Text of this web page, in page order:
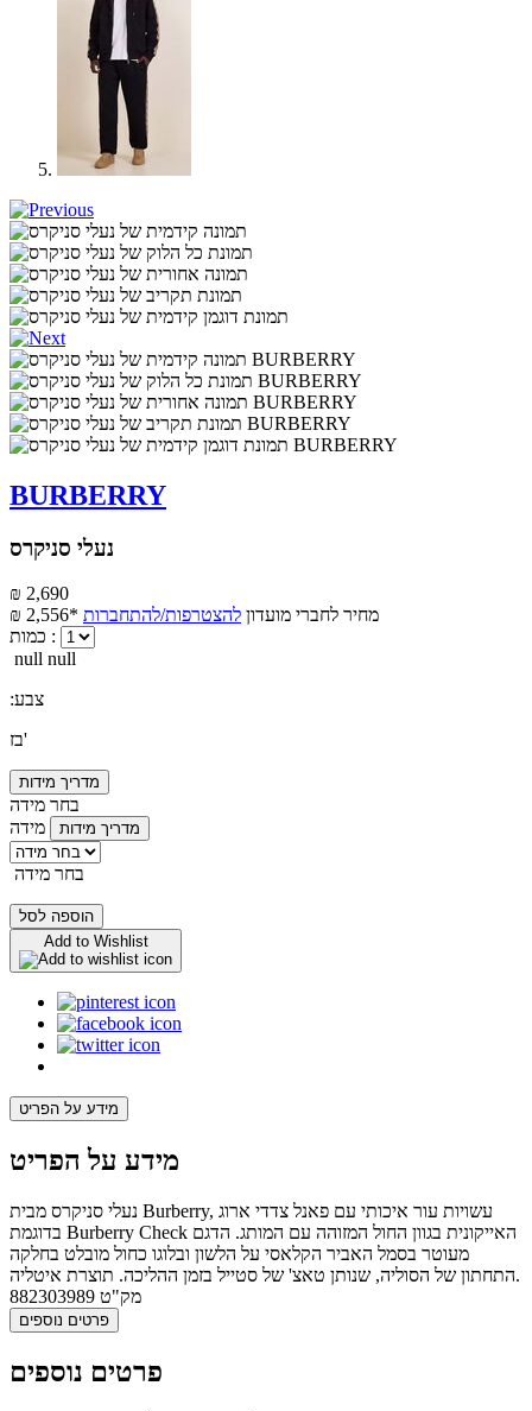
BURBERRY
נעלי סניקרס
₪ 2,690
₪ 2,556*
מחיר לחברי מועדון להצטרפות/להתחברות
כמות :
null null
:צבע
בז'
מדריך מידות
בחר מידה
מידה
מדריך מידות
בחר מידה
הוספה לסל
Add to Wishlist
מידע על הפריט
מידע על הפריט
נעלי סניקרס מבית Burberry, עשויות עור איכותי עם פאנל צדדי ארוג
בדוגמת Burberry Check האייקונית בגוון החול המזוהה עם המותג. הדגם
מעוטר בסמל האביר הקלאסי על הלשון ובלוגו כחול מובלט בחלקה
התחתון של הסוליה, שנותן טאצ' של סטייל בזמן ההליכה. תוצרת איטליה.
מק"ט 882303989
פרטים נוספים
פרטים נוספים